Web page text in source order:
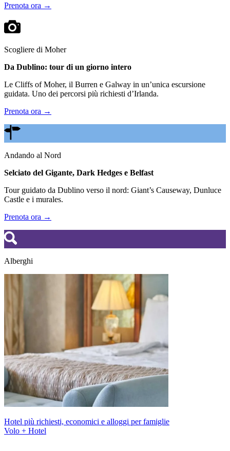
Prenota ora →
Scogliere di Moher
Da Dublino: tour di un giorno intero
Le Cliffs of Moher, il Burren e Galway in un’unica escursione
guidata. Uno dei percorsi più richiesti d’Irlanda.
Prenota ora →
Andando al Nord
Selciato del Gigante, Dark Hedges e Belfast
Tour guidato da Dublino verso il nord: Giant’s Causeway, Dunluce
Castle e i murales.
Prenota ora →
Alberghi
Hotel più richiesti, economici e alloggi per famiglie
Volo + Hotel